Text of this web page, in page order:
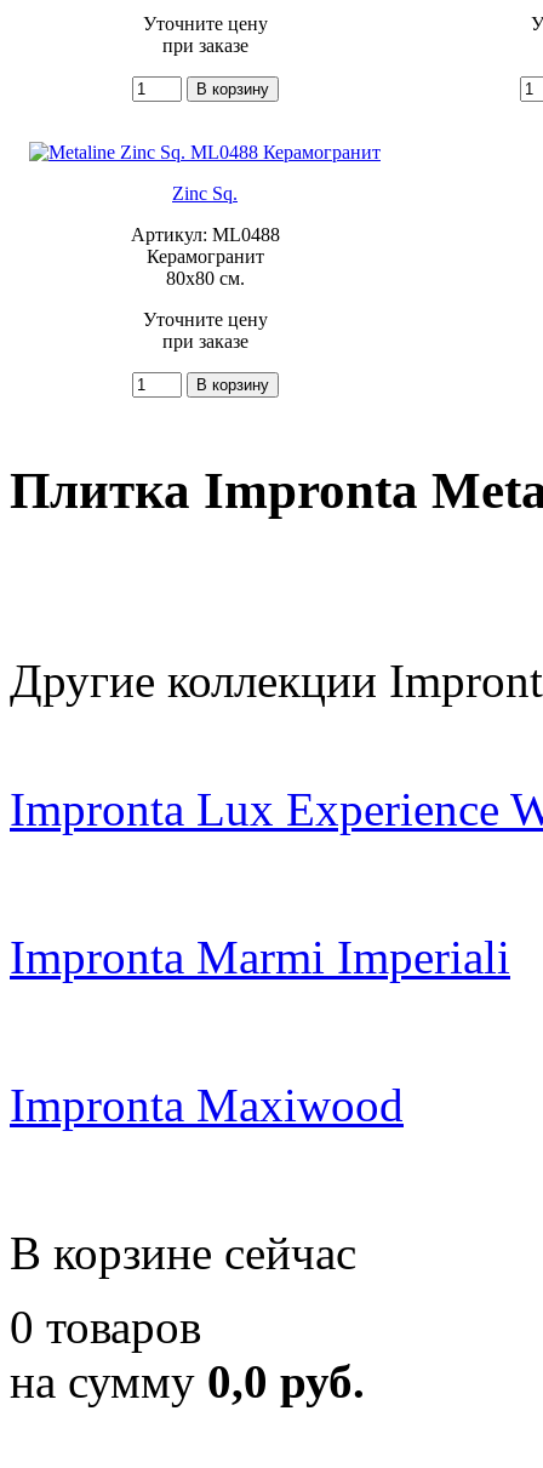
Уточните цену
при заказе
Zinc Sq.
Артикул: ML0488
Керамогранит
80x80 см.
Уточните цену
при заказе
Плитка Impronta
Другие коллекции
Impronta Lux Experience
Impronta Marmi Imperiali
Impronta Maxiwood
В корзине сейчас
0 товаров
на сумму 0,0 руб.